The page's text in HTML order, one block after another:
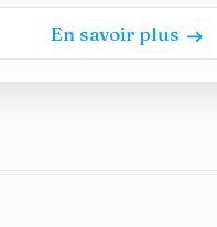
En savoir plus